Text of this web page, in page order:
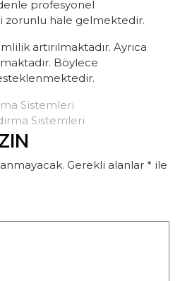
profesyonel
zorunlu hale gelmektedir.
artırılmaktadır. Ayrıca
Böylece
Sistemleri
Sistemleri
Gerekli alanlar * ile